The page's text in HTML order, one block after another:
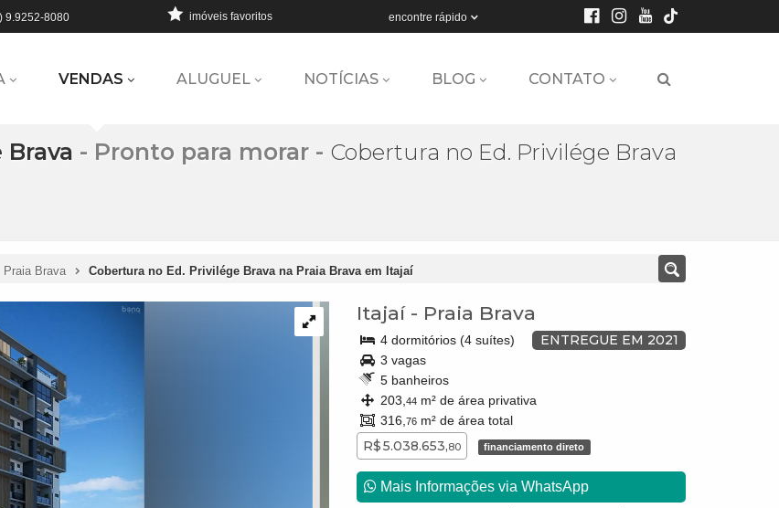
9.9252-8080 encontre rápido
imóveis favoritos
VENDAS ALUGUEL NOTÍCIAS BLOG CONTATO
- Pronto para morar - Cobertura no Ed. Privilége Brava
Praia Brava Cobertura no Ed. Privilége Brava na Praia Brava em Itajaí
Itajaí- Praia Brava
ENTREGUE EM 2021
4 dormitórios (4 suítes)
3 vagas
5 banheiros
203, 44 m² de área privativa
316, 76 m² de área total
R$ 5.038.653,80 financiamento direto
Mais Informações via WhatsApp